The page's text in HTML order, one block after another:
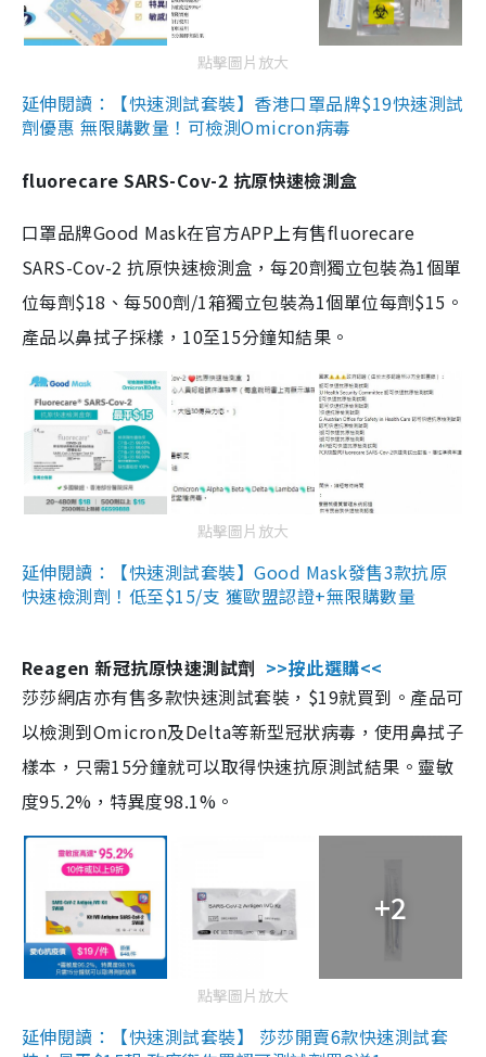
點擊圖片放大
延伸閱讀：【快速測試套裝】香港口罩品牌$19快速測試
劑優惠 無限購數量！可檢測Omicron病毒
fluorecare SARS-Cov-2 抗原快速檢測盒
口罩品牌Good Mask在官方APP上有售fluorecare
SARS-Cov-2 抗原快速檢測盒，每20劑獨立包裝為1個單
位每劑$18、每500劑/1箱獨立包裝為1個單位每劑$15。
產品以鼻拭子採樣，10至15分鐘知結果。
點擊圖片放大
延伸閱讀：【快速測試套裝】Good Mask發售3款抗原
快速檢測劑！低至$15/支 獲歐盟認證+無限購數量
Reagen 新冠抗原快速測試劑 >>按此選購<<
莎莎網店亦有售多款快速測試套裝，$19就買到。產品可
以檢測到Omicron及Delta等新型冠狀病毒，使用鼻拭子
樣本，只需15分鐘就可以取得快速抗原測試結果。靈敏
度95.2%，特異度98.1%。
+2
點擊圖片放大
延伸閱讀：【快速測試套裝】 莎莎開賣6款快速測試套